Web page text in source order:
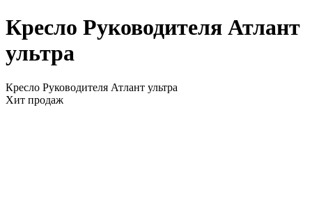
Кресло Руководителя Атлант
ультра
Кресло Руководителя Атлант ультра
Хит продаж